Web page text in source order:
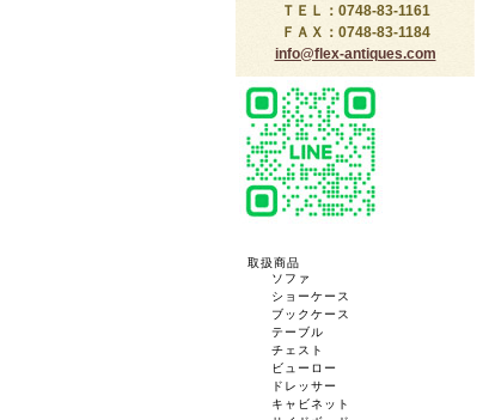
ＴＥＬ：0748-83-1161
ＦＡＸ：0748-83-1184
info@flex-antiques.com
取扱商品
ソファ
ショーケース
ブックケース
テーブル
チェスト
ビューロー
ドレッサー
キャビネット